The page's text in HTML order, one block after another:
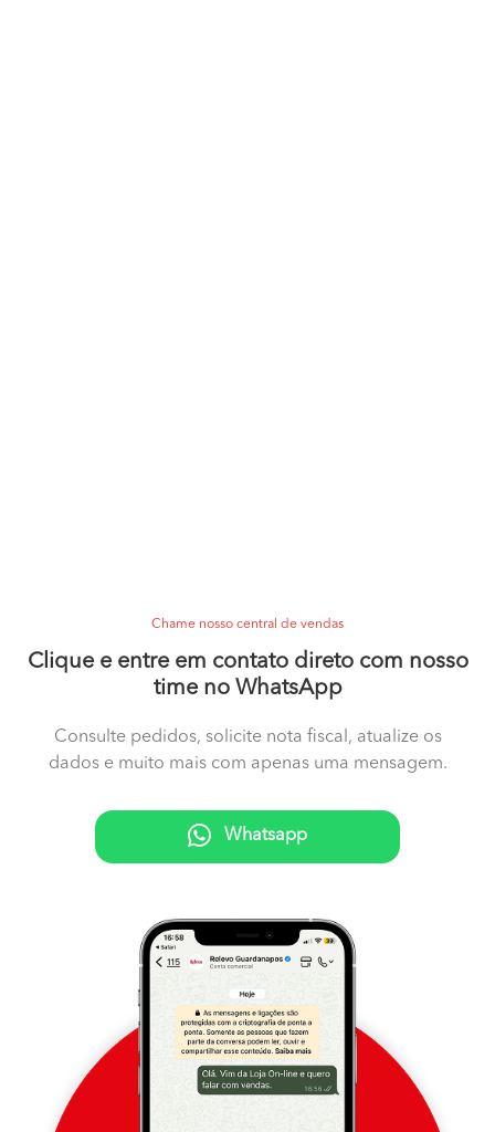
Chame nosso central de vendas
Clique e entre em contato direto com nosso
time no WhatsApp
Consulte pedidos, solicite nota fiscal, atualize os
dados e muito mais com apenas uma mensagem.
Whatsapp